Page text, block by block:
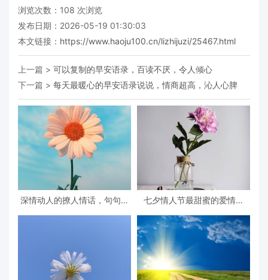
浏览次数： 108 次浏览
发布日期：2026-05-19 01:30:03
本文链接： https://www.haoju100.cn/lizhijuzi/25467.html
上一篇 > 可以复制的早安语录，百读不厌，令人倾心
下一篇 > 每天最暖心的早安语录说说，情商超高，沁人心脾
深情动人的撩人情话，句句甜
七夕情人节最甜蜜的爱情句